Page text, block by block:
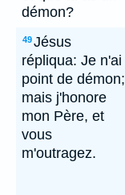
démon?
49Jésus
répliqua: Je n'ai
point de démon;
mais j'honore
mon Père, et
vous
m'outragez.